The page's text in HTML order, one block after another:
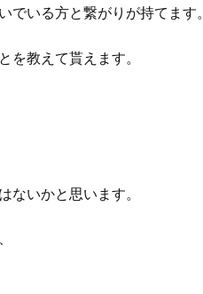
いる方と繋がりが持てます。
を教えて貰えます。
ないかと思います。